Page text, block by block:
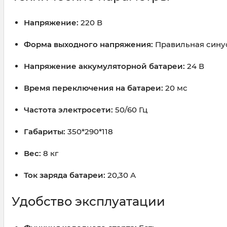
Напряжение: 220 В
Форма выходного напряжения: Правильная
Напряжение аккумуляторной батареи: 24 В
Время переключения на батареи: 20 мс
Частота электросети: 50/60 Гц
Габариты: 350*290*118
Вес: 8 кг
Ток заряда батареи: 20,30 А
Удобство эксплуатации